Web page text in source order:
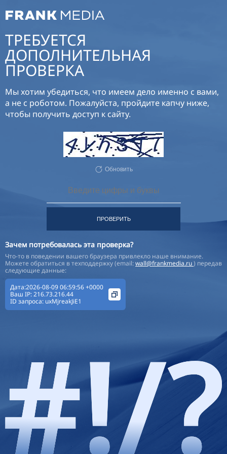
ТРЕБУЕТСЯ
ДОПОЛНИТЕЛЬНАЯ
ПРОВЕРКА
Мы хотим убедиться, что имеем дело именно с вами,
а не с роботом. Пожалуйста, пройдите капчу ниже,
чтобы получить доступ к сайту.
Обновить
ПРОВЕРИТЬ
Зачем потребовалась эта проверка?
Что-то в поведении вашего браузера привлекло наше внимание.
Можете обратиться в техподдержку (email:wall@frankmedia.ru) передав
следующие данные:
Дата:2026-08-09 06:59:56 +0000
Ваш IP:216.73.216.44
ID запроса: uxMjreakJiE1